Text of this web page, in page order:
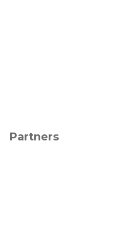
Partners